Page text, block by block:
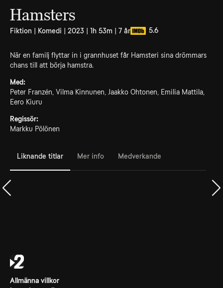
Hamsters
Fiktion | Komedi | 2023 | 1h 53m | 7 år 5.6
När en familj flyttar in i grannhuset får Hamsteri sina drömmars
chans till att börja hamstra.
Med:
Peter Franzén, Vilma Kinnunen, Jaakko Ohtonen, Emilia Mattila,
Eero Kiuru
Regissör:
Markku Pölönen
Liknande titlar Mer info Medverkande
Allmänna villkor